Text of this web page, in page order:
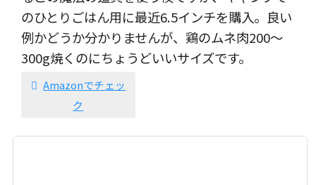
のひとりごはん用に最近6.5インチを購入。良い
例かどうか分かりませんが、鶏のムネ肉200〜
300g焼くのにちょうどいいサイズです。
Amazonでチェッ
ク